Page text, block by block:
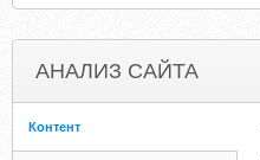
АНАЛИЗ САЙТА
Контент